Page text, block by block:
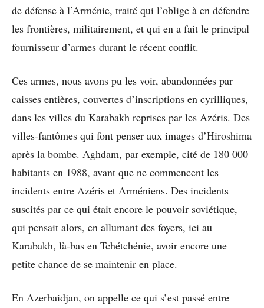
de défense à l’Arménie, traité qui l’oblige à en défendre
les frontières, militairement, et qui en a fait le principal
fournisseur d’armes durant le récent conflit.
Ces armes, nous avons pu les voir, abandonnées par
caisses entières, couvertes d’inscriptions en cyrilliques,
dans les villes du Karabakh reprises par les Azéris. Des
villes-fantômes qui font penser aux images d’Hiroshima
après la bombe. Aghdam, par exemple, cité de 180 000
habitants en 1988, avant que ne commencent les
incidents entre Azéris et Arméniens. Des incidents
suscités par ce qui était encore le pouvoir soviétique,
qui pensait alors, en allumant des foyers, ici au
Karabakh, là-bas en Tchétchénie, avoir encore une
petite chance de se maintenir en place.
En Azerbaidjan, on appelle ce qui s’est passé entre